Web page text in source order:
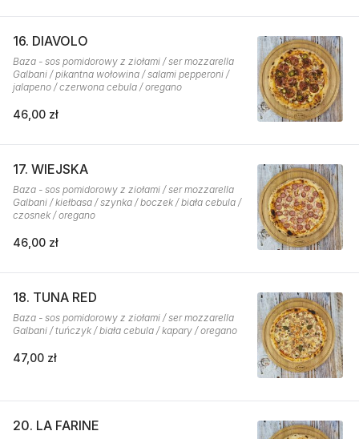
16. DIAVOLO
Baza - sos pomidorowy z ziołami / ser mozzarella
Galbani / pikantna wołowina / salami pepperoni /
jalapeno / czerwona cebula / oregano
46,00 zł
17. WIEJSKA
Baza - sos pomidorowy z ziołami / ser mozzarella
Galbani / kiełbasa / szynka / boczek / biała cebula /
czosnek / oregano
46,00 zł
18. TUNA RED
Baza - sos pomidorowy z ziołami / ser mozzarella
Galbani / tuńczyk / biała cebula / kapary / oregano
47,00 zł
20. LA FARINE